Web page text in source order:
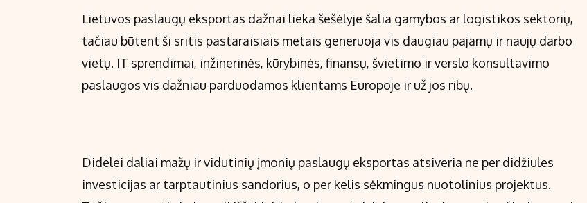
Lietuvos paslaugų eksportas dažnai lieka šešėlyje šalia gamybos ar logistikos sektorių,
tačiau būtent ši sritis pastaraisiais metais generuoja vis daugiau pajamų ir naujų darbo
vietų. IT sprendimai, inžinerinės, kūrybinės, finansų, švietimo ir verslo konsultavimo
paslaugos vis dažniau parduodamos klientams Europoje ir už jos ribų.
Didelei daliai mažų ir vidutinių įmonių paslaugų eksportas atsiveria ne per didžiules
investicijas ar tarptautinius sandorius, o per kelis sėkmingus nuotolinius projektus.